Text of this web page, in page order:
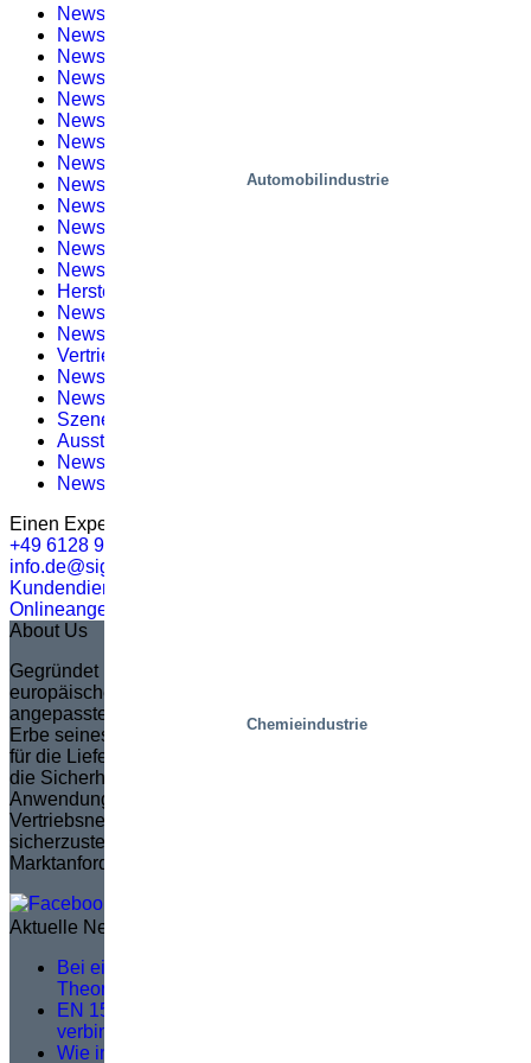
Automobilindustrie
Chemieindustrie
Newsletter #11 – 2019
Newsletter #4 – 2023
Newsletter Nr. 3
Newsletter #1 – 2020
Newsletter #1 – 2022
Newsletter #6 – 2023
Newsletter Nr. 4
Newsletter #2 – 2020
Newsletter #3 – 2022
(2)
Newsletter Nr. 5
Newsletter #5 – 2022
Newsletter Nr. 6
Newsletter #10 – 2020
Herstellung
Newsletter Nr. 7
Newsletter #11 – 2020
Vertrieb
Newsletter Nr. 8
Newsletter #1 – 2021
Szenen, Wohnen
Ausstellungen und Veranstaltungen
Newsletter #2 – 2021
Newsletter #6 – 2022
Einen Experten fragen
+49 6128 95220
info.de@sigi.com
Kundendienst
Onlineangebot
About Us
Gegründet im Jahr 1935 in Schweden, ist Marco zum
europäischen Marktführer in der Erstellung von vollständig
angepassten Scherenhubtischen geworden. Marco, das das
Erbe seines Gründers Sven Marcusson fortsetzt, ist bekannt
für die Lieferung innovativer, problemlösender Lösungen, die
die Sicherheit und Effizienz in einer breiten Palette von
Anwendungen erhöhen. Die Marke verpflichtet sich, ein
Vertriebsnetzwerk zu verwalten und zu schulen, um
sicherzustellen, dass die Produktentwicklung den
Marktanforderungen entspricht.
Aktuelle News
Bei einer guten Serviceschulung geht es nicht um
Theorie, sondern darum, was vor Ort passiert
EN 1570-1:2024 wird für die CE-Kennzeichnung
verbindlich – Was Sie wissen müssen
Wie intelligente schienengebundene